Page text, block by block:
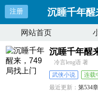
注册 沉睡千年醒
网站首页
沉睡千年醒
冷言leng语 著
武侠小说
连载
最近更新：第534